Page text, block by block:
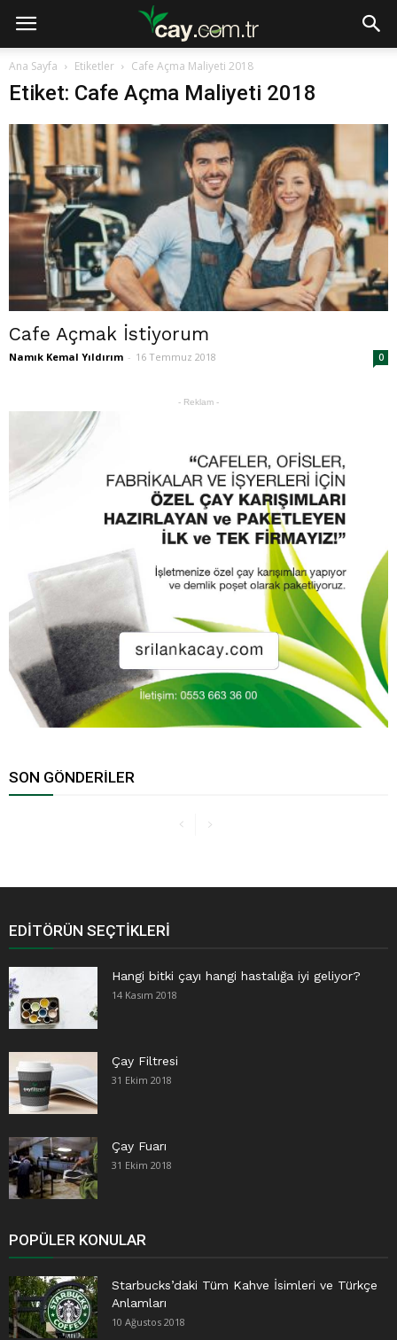
Ana Sayfa Etiketler Cafe Açma Maliyeti 2018
Etiket: Cafe Açma Maliyeti 2018
Cafe Açmak İstiyorum
Namık Kemal Yıldırım - 16 Temmuz 2018 0
- Reklam -
SON GÖNDERILER
EDITÖRÜN SEÇTIKLERI
Hangi bitki çayı hangi hastalığa iyi geliyor?
14 Kasım 2018
Çay Filtresi
31 Ekim 2018
Çay Fuarı
31 Ekim 2018
POPÜLER KONULAR
Starbucks’daki Tüm Kahve İsimleri ve Türkçe
Anlamları
10 Ağustos 2018